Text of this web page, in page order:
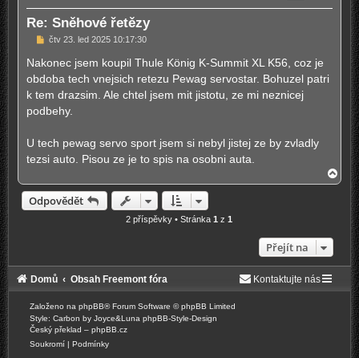
Re: Sněhové řetězy
P
í
s
p
v
e
čtv 23. led 2025 10:17:30
Nakonec jsem koupil Thule König K-Summit XL K56, coz je
obdoba tech vnejsich retezu Pewag servostar. Bohuzel patri
k tem drazsim. Ale chtel jsem mit jistotu, ze mi neznicej
podbehy.
U tech pewag servo sport jsem si nebyl jistej ze by zvladly
tezsi auto. Pisou ze je to spis na osobni auta.
a
Odpovědět
2 příspěvky • Stránka1 z1
Přejít na
Domů Obsah Freemont fóra Kontaktujte nás
Založeno na phpBB® Forum Software © phpBB Limited
Style: Carbon by Joyce&Luna phpBB-Style-Design
Český překlad – phpBB.cz
Soukromí | Podmínky